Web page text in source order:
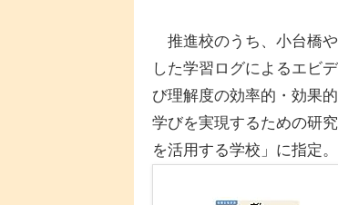
推進校のうち、小台橋
した学習ログによるエビ
び理解度の効率的・効果
学びを実現するための研
を活用する学校」に指定